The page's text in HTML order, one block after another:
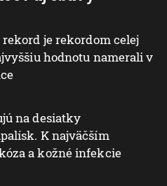
je rekordom celej
hodnotu namerali v
na desiatky
K najväčším
a kožné infekcie